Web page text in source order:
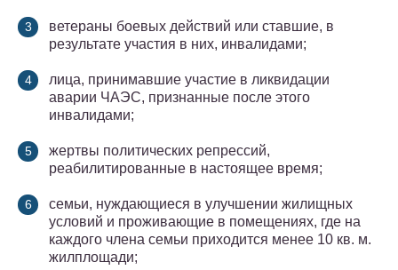
ветераны боевых действий или ставшие, в
результате участия в них, инвалидами;
лица, принимавшие участие в ликвидации
аварии ЧАЭС, признанные после этого
инвалидами;
жертвы политических репрессий,
реабилитированные в настоящее время;
семьи, нуждающиеся в улучшении жилищных
условий и проживающие в помещениях, где на
каждого члена семьи приходится менее 10 кв. м.
жилплощади;